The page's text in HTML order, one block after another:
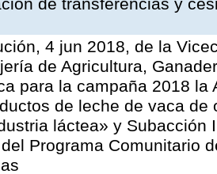
de transferencias y
4 jun 2018, de la
de Agricultura,
para la campaña 2018
de leche de vaca
láctea» y Subacción
Programa Comunitario